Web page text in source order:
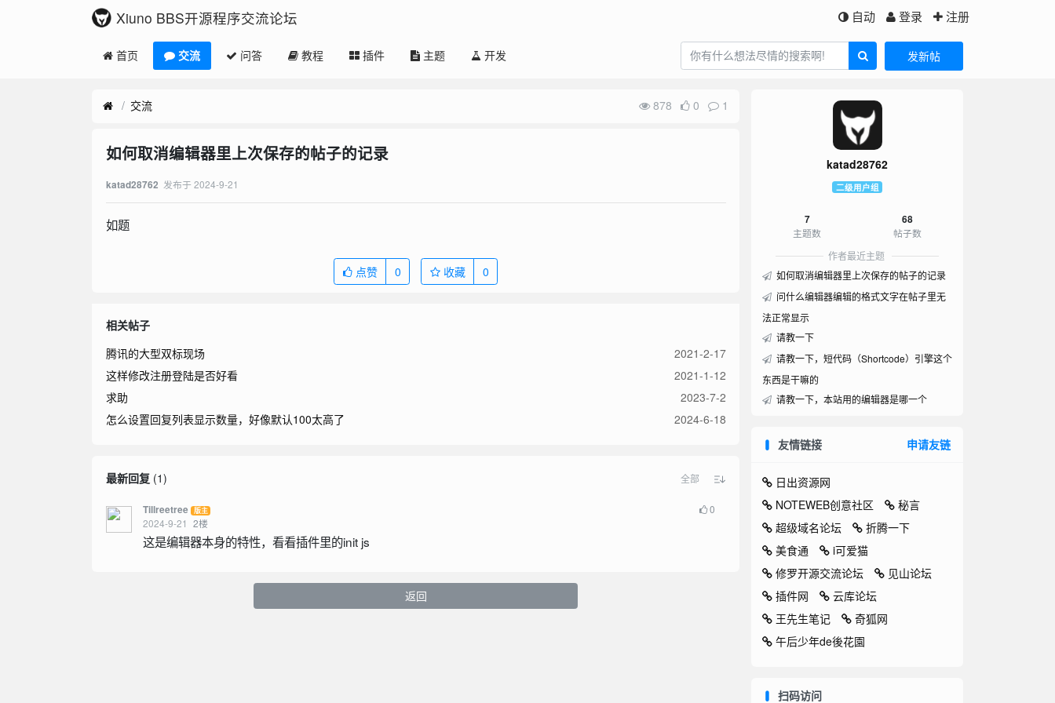
Xiuno BBS开源程序交流论坛 自动 登录 注册
首页 交流 问答 教程 插件 主题 开发 发新帖
交流 878 0 1
如何取消编辑器里上次保存的帖子的记录
katad28762 发布于 2024-9-21
如题
点赞 0 收藏 0
相关帖子
腾讯的大型双标现场
2021-2-17
这样修改注册登陆是否好看
2021-1-12
求助
2023-7-2
怎么设置回复列表显示数量，好像默认100太高了
2024-6-18
最新回复(1) 全部
Tillreetree 版主
2024-9-21 2楼
0
这是编辑器本身的特性，看看插件里的init js
返回
katad28762
二级用户组
7
主题数
68
帖子数
作者最近主题
如何取消编辑器里上次保存的帖子的记录
问什么编辑器编辑的格式文字在帖子里无
法正常显示
请教一下
请教一下，短代码（Shortcode）引擎这个
东西是干嘛的
请教一下，本站用的编辑器是哪一个
友情链接 申请友链
日出资源网
NOTEWEB创意社区
秘言
超级域名论坛
折腾一下
美食通
i可爱猫
修罗开源交流论坛
见山论坛
插件网
云库论坛
王先生笔记
奇狐网
午后少年de後花園
扫码访问